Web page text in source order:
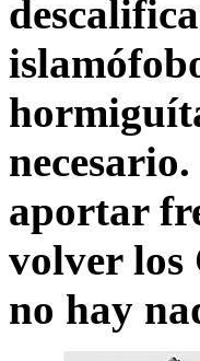
aportar
volver los
no hay